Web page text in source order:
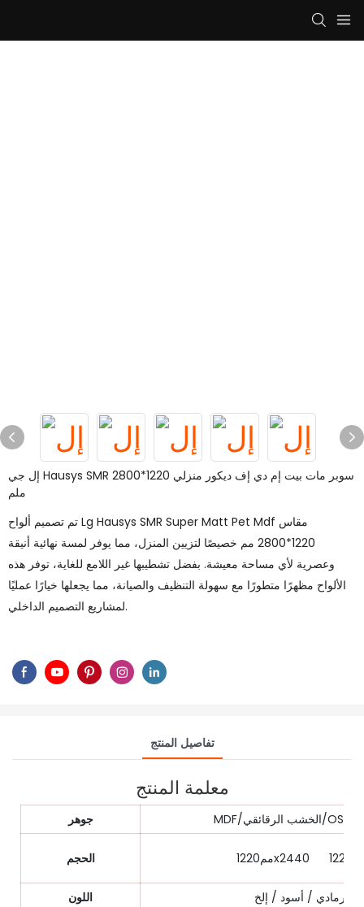
إل جي Hausys SMR سوبر مات بيت إم دي إف ديكور منزلي 1220*2800
ملم
تم تصميم ألواح Lg Hausys SMR Super Matt Pet Mdf مقاس
1220*2800 مم خصيصًا لتزيين المنزل، مما يوفر لمسة نهائية أنيقة
وعصرية لأي مساحة معيشة. بفضل تشطيبها غير اللامع للغاية، توفر هذه
الألواح مظهرًا متطورًا مع سهولة التنظيف والصيانة، مما يجعلها خيارًا عمليًا
لمشاريع التصميم الداخلي.
تفاصيل المنتج
معلمة المنتج
جوهر
الحجم
اللون
/ رمادي / أسود / إلخ